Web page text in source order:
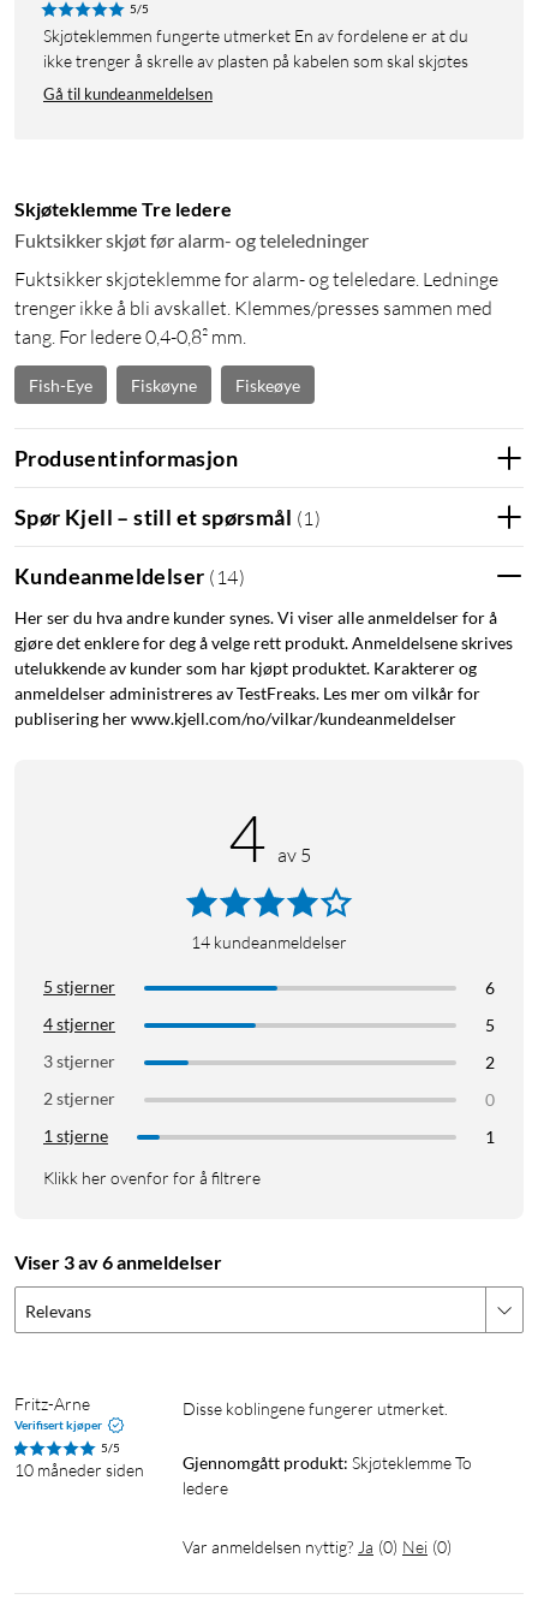
5/5
Skjøteklemmen fungerte utmerket En av fordelene er at du
ikke trenger å skrelle av plasten på kabelen som skal skjøtes
Gå til kundeanmeldelsen
Skjøteklemme Tre ledere
Fuktsikker skjøt før alarm- og teleledninger
Fuktsikker skjøteklemme for alarm- og teleledare. Ledninge
trenger ikke å bli avskallet. Klemmes/presses sammen med
tang. For ledere 0,4-0,8² mm.
Fish-Eye Fiskøyne Fiskeøye
Produsentinformasjon
Spør Kjell – still et spørsmål (1 )
Kundeanmeldelser ( 14)
Her ser du hva andre kunder synes. Vi viser alle anmeldelser for å
gjøre det enklere for deg å velge rett produkt. Anmeldelsene skrives
utelukkende av kunder som har kjøpt produktet. Karakterer og
anmeldelser administreres av TestFreaks. Les mer om vilkår for
publisering her www.kjell.com/no/vilkar/kundeanmeldelser
4 av 5
14 kundeanmeldelser
5 stjerner
6
4 stjerner
5
3 stjerner
2
2 stjerner
0
1 stjerne
1
Klikk her ovenfor for å filtrere
Viser 3 av 6 anmeldelser
Relevans
Fritz-Arne
Verifisert kjøper
5/5
10 måneder siden
Disse koblingene fungerer utmerket.
Gjennomgått produkt: Skjøteklemme To
ledere
Var anmeldelsen nyttig? Ja (0) Nei (0)